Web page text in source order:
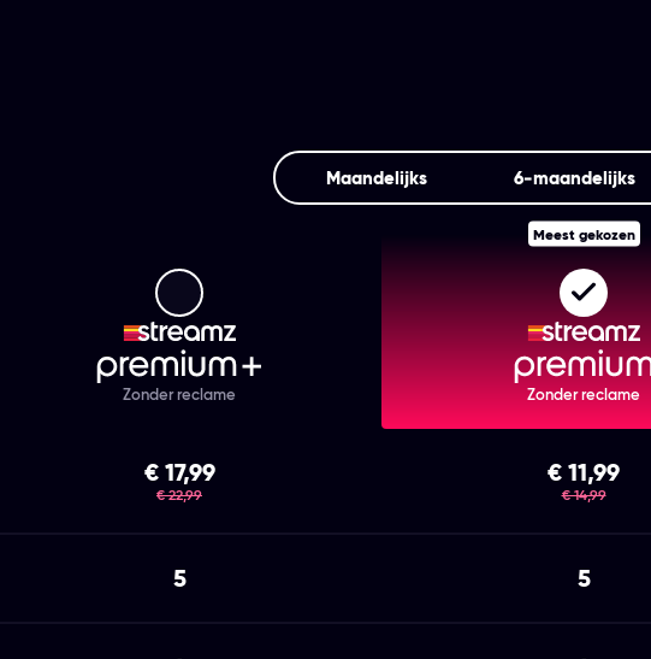
Maandelijks 6‑maandelijks
Streamz Premium+
Zonder reclame
Meest gekozen
Zonder reclame
€ 17,99
was
€ 22,99
€ 11,99
was
€ 14,99
5 5